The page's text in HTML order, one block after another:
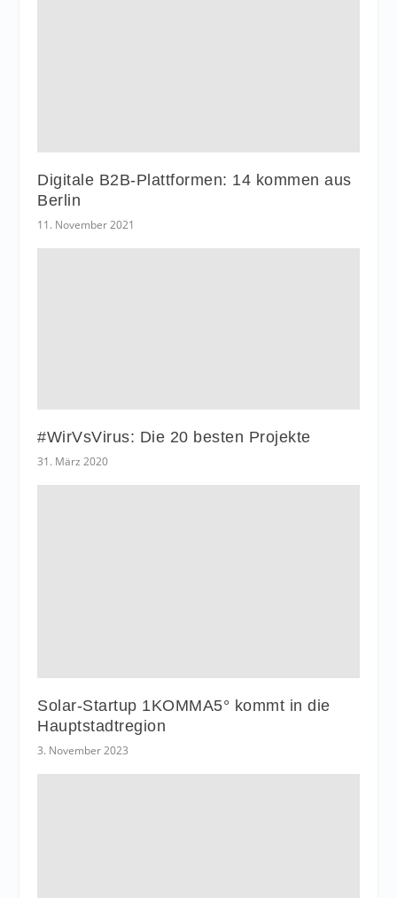
Digitale B2B-Plattformen: 14 kommen aus
Berlin
11. November 2021
#WirVsVirus: Die 20 besten Projekte
31. März 2020
Solar-Startup 1KOMMA5° kommt in die
Hauptstadtregion
3. November 2023